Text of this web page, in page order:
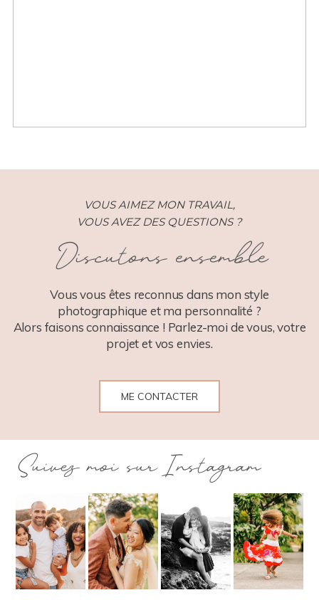
VOUS AIMEZ MON TRAVAIL,
VOUS AVEZ DES QUESTIONS ?
Discutons ensemble
Vous vous êtes reconnus dans mon style
photographique et ma personnalité ?
Alors faisons connaissance ! Parlez-moi de vous, votre
projet et vos envies.
ME CONTACTER
Suivez moi sur Instagram